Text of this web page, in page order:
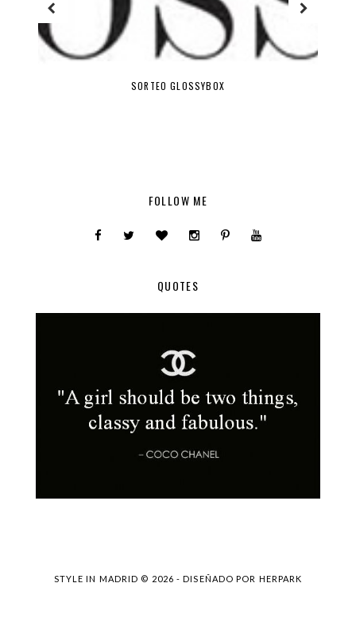
SORTEO GLOSSYBOX
FOLLOW ME
QUOTES
STYLE IN MADRID © 2026 - DISEÑADO POR HERPARK